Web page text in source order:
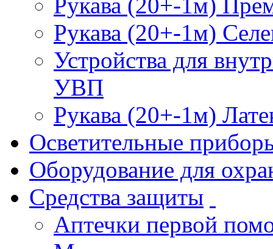
Рукава (20+-1м)
Устройства для
УВП
Рукава (20+-1м)
Осветительные
Оборудование для
Средства защиты
Аптечки первой